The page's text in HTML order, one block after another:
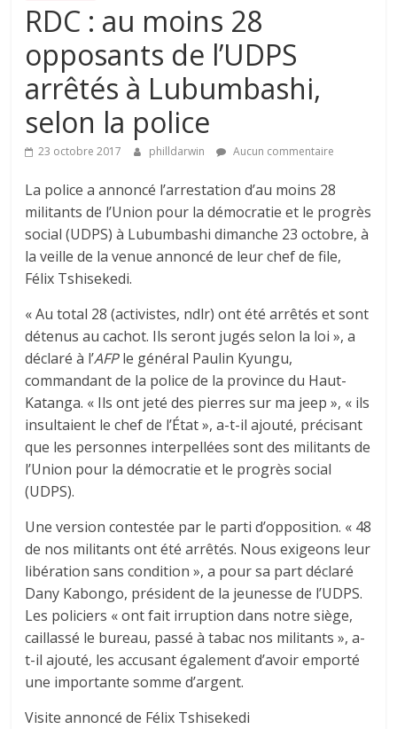
RDC : au moins 28
opposants de l’UDPS
arrêtés à Lubumbashi,
selon la police
23 octobre 2017 philldarwin Aucun commentaire
La police a annoncé l’arrestation d’au moins 28
militants de l’Union pour la démocratie et le progrès
social (UDPS) à Lubumbashi dimanche 23 octobre, à
la veille de la venue annoncé de leur chef de file,
Félix Tshisekedi.
« Au total 28 (activistes, ndlr) ont été arrêtés et sont
détenus au cachot. Ils seront jugés selon la loi », a
déclaré à l’AFPle général Paulin Kyungu,
commandant de la police de la province du Haut-
Katanga. « Ils ont jeté des pierres sur ma jeep », « ils
insultaient le chef de l’État », a-t-il ajouté, précisant
que les personnes interpellées sont des militants de
l’Union pour la démocratie et le progrès social
(UDPS).
Une version contestée par le parti d’opposition. « 48
de nos militants ont été arrêtés. Nous exigeons leur
libération sans condition », a pour sa part déclaré
Dany Kabongo, président de la jeunesse de l’UDPS.
Les policiers « ont fait irruption dans notre siège,
caillassé le bureau, passé à tabac nos militants », a-
t-il ajouté, les accusant également d’avoir emporté
une importante somme d’argent.
Visite annoncé de Félix Tshisekedi